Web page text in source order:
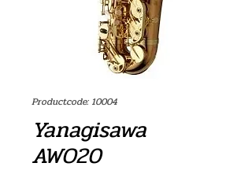
Productcode: 10004
Yanagisawa
AWO20